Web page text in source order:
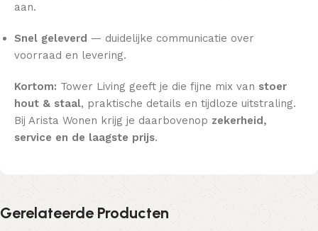
aan.
Snel geleverd — duidelijke communicatie over
voorraad en levering.
Kortom: Tower Living geeft je die fijne mix van stoer
hout & staal, praktische details en tijdloze uitstraling.
Bij Arista Wonen krijg je daarbovenop zekerheid,
service en de laagste prijs.
Gerelateerde Producten